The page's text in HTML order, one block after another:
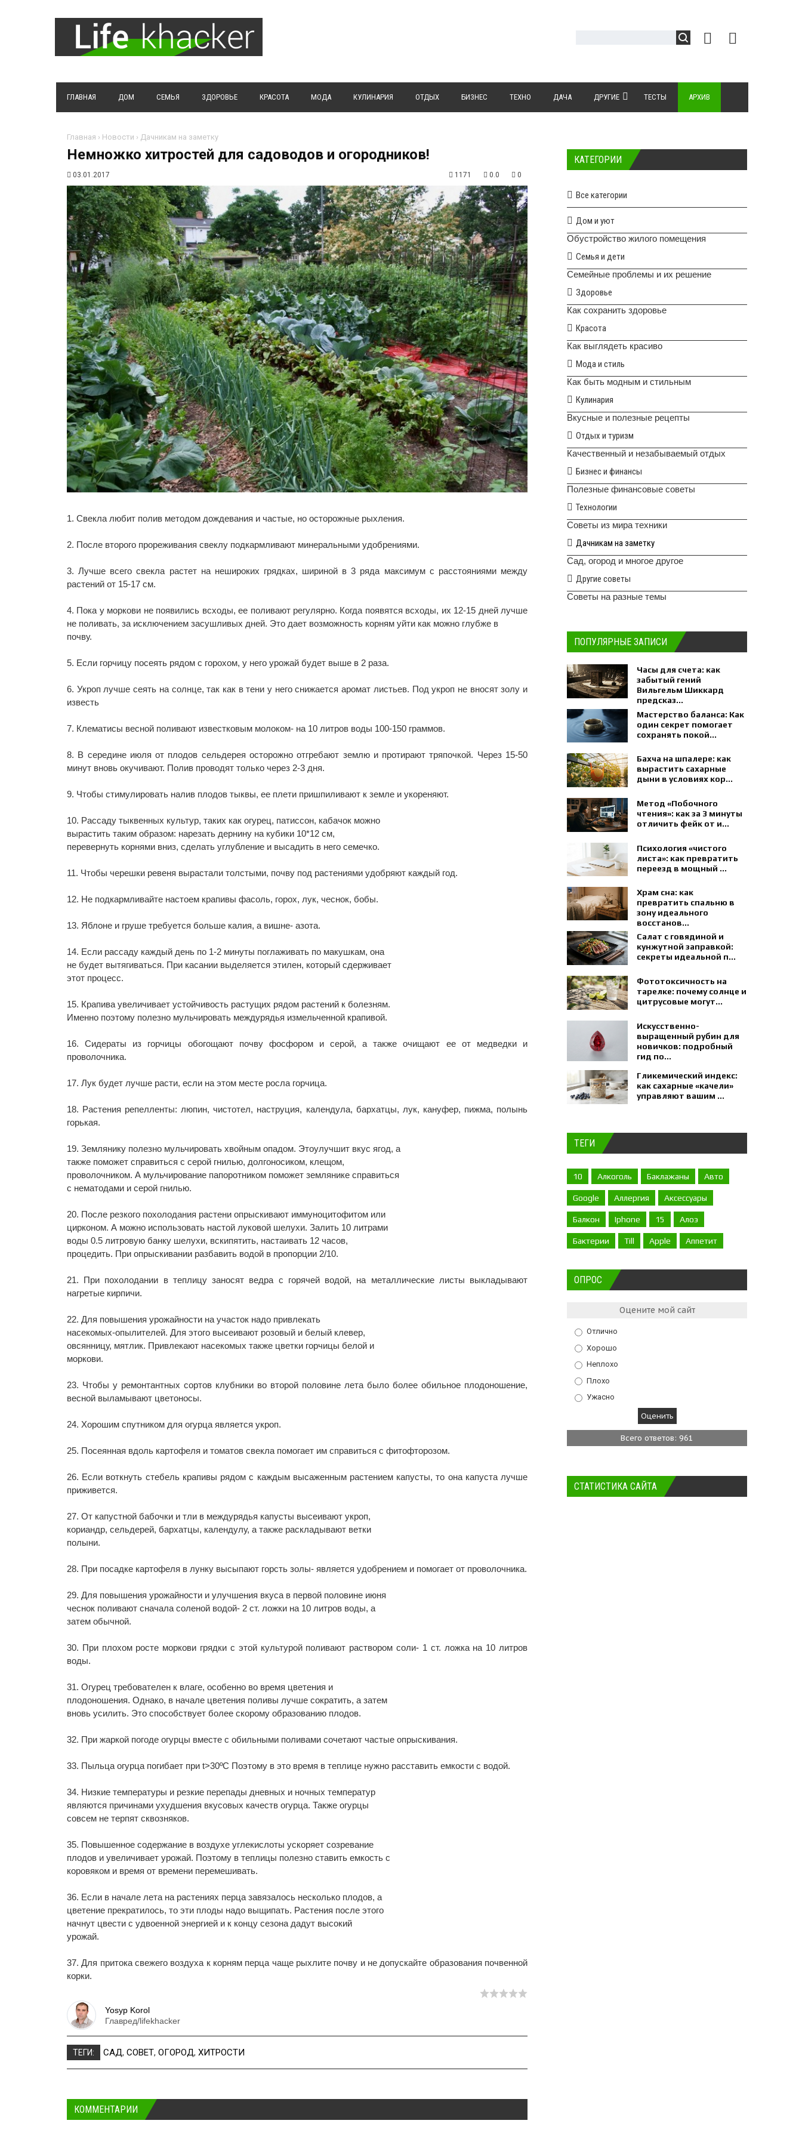
ГЛАВНАЯ ДОМ СЕМЬЯ ЗДОРОВЬЕ КРАСОТА МОДА КУЛИНАРИЯ ОТДЫХ БИЗНЕС ТЕХНО ДАЧА ДРУГИЕ ТЕСТЫ АРХИВ
Главная › Новости › Дачникам на заметку
​Немножко хитростей для садоводов и огородников!
03.01.2017 1171 0.0 0
1. Свекла любит полив методом дождевания и частые, но осторожные рыхления.
2. После второго прореживания свеклу подкармливают минеральными удобрениями.
3. Лучше всего свекла растет на нешироких грядках, шириной в 3 ряда максимум с расстояниями между
растений от 15-17 см.
4. Пока у моркови не появились всходы, ее поливают регулярно. Когда появятся всходы, их 12-15 дней лучше
не поливать, за исключением засушливых дней. Это дает возможность корням уйти как можно глубже в
почву.
5. Если горчицу посеять рядом с горохом, у него урожай будет выше в 2 раза.
6. Укроп лучше сеять на солнце, так как в тени у него снижается аромат листьев. Под укроп не вносят золу и
известь
7. Клематисы весной поливают известковым молоком- на 10 литров воды 100-150 граммов.
8. В середине июля от плодов сельдерея осторожно отгребают землю и протирают тряпочкой. Через 15-50
минут вновь окучивают. Полив проводят только через 2-3 дня.
9. Чтобы стимулировать налив плодов тыквы, ее плети пришпиливают к земле и укореняют.
10. Рассаду тыквенных культур, таких как огурец, патиссон, кабачок можно
вырастить таким образом: нарезать дернину на кубики 10*12 см,
перевернуть корнями вниз, сделать углубление и высадить в него семечко.
11. Чтобы черешки ревеня вырастали толстыми, почву под растениями удобряют каждый год.
12. Не подкармливайте настоем крапивы фасоль, горох, лук, чеснок, бобы.
13. Яблоне и груше требуется больше калия, а вишне- азота.
14. Если рассаду каждый день по 1-2 минуты поглаживать по макушкам, она
не будет вытягиваться. При касании выделяется этилен, который сдерживает
этот процесс.
15. Крапива увеличивает устойчивость растущих рядом растений к болезням.
Именно поэтому полезно мульчировать междурядья измельченной крапивой.
16. Сидераты из горчицы обогощают почву фосфором и серой, а также очищают ее от медведки и
проволочника.
17. Лук будет лучше расти, если на этом месте росла горчица.
18. Растения репелленты: люпин, чистотел, наструция, календула, бархатцы, лук, кануфер, пижма, полынь
горькая.
19. Землянику полезно мульчировать хвойным опадом. Этоулучшит вкус ягод, а
также поможет справиться с серой гнилью, долгоносиком, клещом,
проволочником. А мульчирование папоротником поможет землянике справиться
с нематодами и серой гнилью.
20. После резкого похолодания растени опрыскивают иммуноцитофитом или
цирконом. А можно использовать настой луковой шелухи. Залить 10 литрами
воды 0.5 литровую банку шелухи, вскипятить, настаивать 12 часов,
процедить. При опрыскивании разбавить водой в пропорции 2/10.
21. При похолодании в теплицу заносят ведра с горячей водой, на металлические листы выкладывают
нагретые кирпичи.
22. Для повышения урожайности на участок надо привлекать
насекомых-опылителей. Для этого высеивают розовый и белый клевер,
овсянницу, мятлик. Привлекают насекомых также цветки горчицы белой и
моркови.
23. Чтобы у ремонтантных сортов клубники во второй половине лета было более обильное плодоношение,
весной выламывают цветоносы.
24. Хорошим спутником для огурца является укроп.
25. Посеянная вдоль картофеля и томатов свекла помогает им справиться с фитофторозом.
26. Если воткнуть стебель крапивы рядом с каждым высаженным растением капусты, то она капуста лучше
приживется.
27. От капустной бабочки и тли в междурядья капусты высеивают укроп,
кориандр, сельдерей, бархатцы, календулу, а также раскладывают ветки
полыни.
28. При посадке картофеля в лунку высыпают горсть золы- является удобрением и помогает от проволочника.
29. Для повышения урожайности и улучшения вкуса в первой половине июня
чеснок поливают сначала соленой водой- 2 ст. ложки на 10 литров воды, а
затем обычной.
30. При плохом росте моркови грядки с этой культурой поливают раствором соли- 1 ст. ложка на 10 литров
воды.
31. Огурец требователен к влаге, особенно во время цветения и
плодоношения. Однако, в начале цветения поливы лучше сократить, а затем
вновь усилить. Это способствует более скорому образованию плодов.
32. При жаркой погоде огурцы вместе с обильными поливами сочетают частые опрыскивания.
33. Пыльца огурца погибает при t>30ºC Поэтому в это время в теплице нужно расставить емкости с водой.
34. Низкие температуры и резкие перепады дневных и ночных температур
являются причинами ухудшения вкусовых качеств огурца. Также огурцы
совсем не терпят сквозняков.
35. Повышенное содержание в воздухе углекислоты ускоряет созревание
плодов и увеличивает урожай. Поэтому в теплицы полезно ставить емкость с
коровяком и время от времени перемешивать.
36. Если в начале лета на растениях перца завязалось несколько плодов, а
цветение прекратилось, то эти плоды надо выщипать. Растения после этого
начнут цвести с удвоенной энергией и к концу сезона дадут высокий
урожай.
37. Для притока свежего воздуха к корням перца чаще рыхлите почву и не допускайте образования почвенной
корки.
Yosyp Korol
Главред/lifekhacker
ТЕГИ: САД, СОВЕТ, ОГОРОД, ХИТРОСТИ
КОММЕНТАРИИ
КАТЕГОРИИ
Все категории
Дом и уют
Обустройство жилого помещения
Семья и дети
Семейные проблемы и их решение
Здоровье
Как сохранить здоровье
Красота
Как выглядеть красиво
Мода и стиль
Как быть модным и стильным
Кулинария
Вкусные и полезные рецепты
Отдых и туризм
Качественный и незабываемый отдых
Бизнес и финансы
Полезные финансовые советы
Технологии
Советы из мира техники
Дачникам на заметку
Сад, огород и многое другое
Другие советы
Советы на разные темы
ПОПУЛЯРНЫЕ ЗАПИСИ
Часы для счета: как
забытый гений
Вильгельм Шиккард
предсказ...
Мастерство баланса: Как
один секрет помогает
сохранять покой...
Бахча на шпалере: как
вырастить сахарные
дыни в условиях кор...
Метод «Побочного
чтения»: как за 3 минуты
отличить фейк от и...
Психология «чистого
листа»: как превратить
переезд в мощный ...
Храм сна: как
превратить спальню в
зону идеального
восстанов...
Салат с говядиной и
кунжутной заправкой:
секреты идеальной п...
Фототоксичность на
тарелке: почему солнце и
цитрусовые могут...
Искусственно-
выращенный рубин для
новичков: подробный
гид по...
Гликемический индекс:
как сахарные «качели»
управляют вашим ...
ТЕГИ
10 Алкоголь Баклажаны Авто
Google Аллергия Аксессуары
Балкон Iphone 15 Алоэ
Бактерии Till Apple Аппетит
ОПРОС
Оцените мой сайт
Отлично
Хорошо
Неплохо
Плохо
Ужасно
Всего ответов: 961
СТАТИСТИКА САЙТА